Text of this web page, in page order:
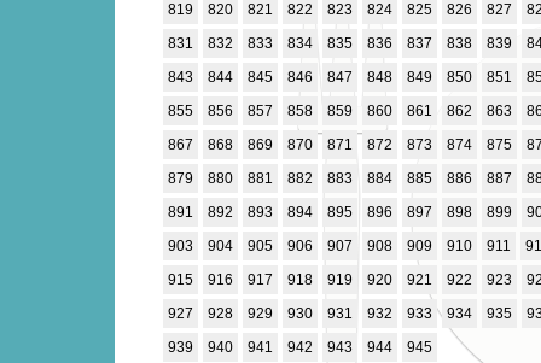
819
820 821 822 823 824 825 826 827
831
832 833 834 835 836 837 838 839
843
844 845 846 847 848 849 850 851
855
856 857 858 859 860 861 862 863
867
868 869 870 871 872 873 874 875
879
880 881 882 883 884 885 886 887
891
892 893 894 895 896 897 898 899
903
904 905 906 907 908 909 910 911
915
916 917 918 919 920 921 922 923
927
928 929 930 931 932 933 934 935
939
940 941 942 943 944
945